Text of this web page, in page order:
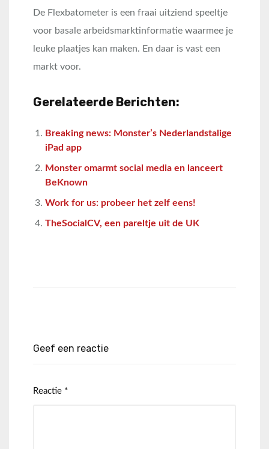
De Flexbatometer is een fraai uitziend speeltje
voor basale arbeidsmarktinformatie waarmee je
leuke plaatjes kan maken. En daar is vast een
markt voor.
Gerelateerde Berichten:
Breaking news: Monster’s Nederlandstalige
iPad app
Monster omarmt social media en lanceert
BeKnown
Work for us: probeer het zelf eens!
TheSocialCV, een pareltje uit de UK
Geef een reactie
Reactie *